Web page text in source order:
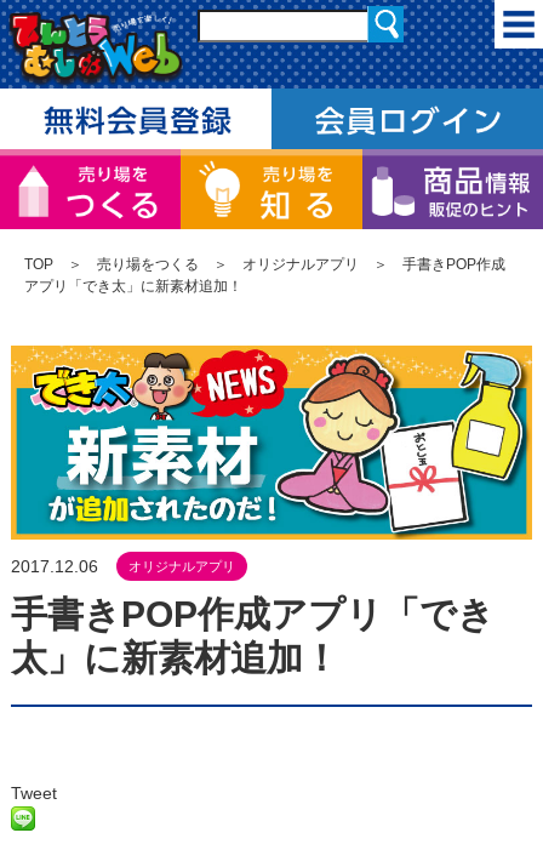
TOP ＞ 売り場をつくる ＞ オリジナルアプリ
＞ 手書きPOP作成
アプリ「でき太」に新素材追加！
2017.12.06 オリジナルアプリ
手書きPOP作成アプリ「でき
太」に新素材追加！
Tweet